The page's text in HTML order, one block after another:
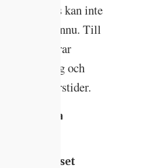
ljus kan inte
fullt ut ännu. Till
ljus varierar
färg och
mellan årstider.
efterlikna
ljuset